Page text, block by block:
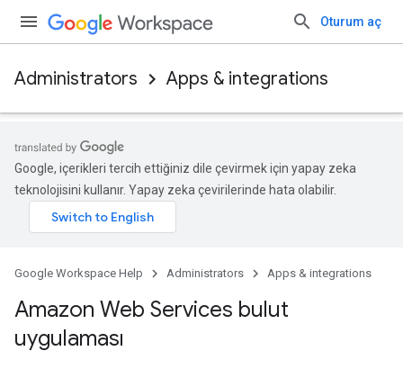
Oturum aç
Administrators Apps & integrations
Google, içerikleri tercih ettiğiniz dile çevirmek için yapay zeka
teknolojisini kullanır. Yapay zeka çevirilerinde hata olabilir.
Google Workspace Help Administrators Apps & integrations
Amazon Web Services bulut
uygulaması